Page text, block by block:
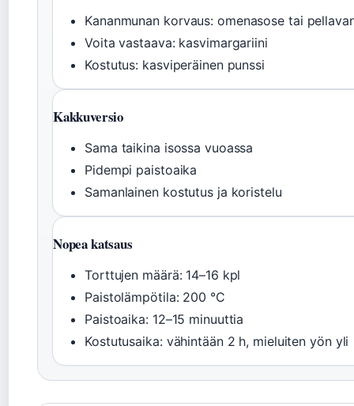
Kananmunan korvaus: omenasose tai
Voita vastaava: kasvimargariini
Kostutus: kasviperäinen punssi
Kakkuversio
Sama taikina isossa vuoassa
Pidempi paistoaika
Samanlainen kostutus ja koristelu
Nopea katsaus
Torttujen määrä: 14–16 kpl
Paistolämpötila: 200 °C
Paistoaika: 12–15 minuuttia
Kostutusaika: vähintään 2 h, mieluiten yön yli